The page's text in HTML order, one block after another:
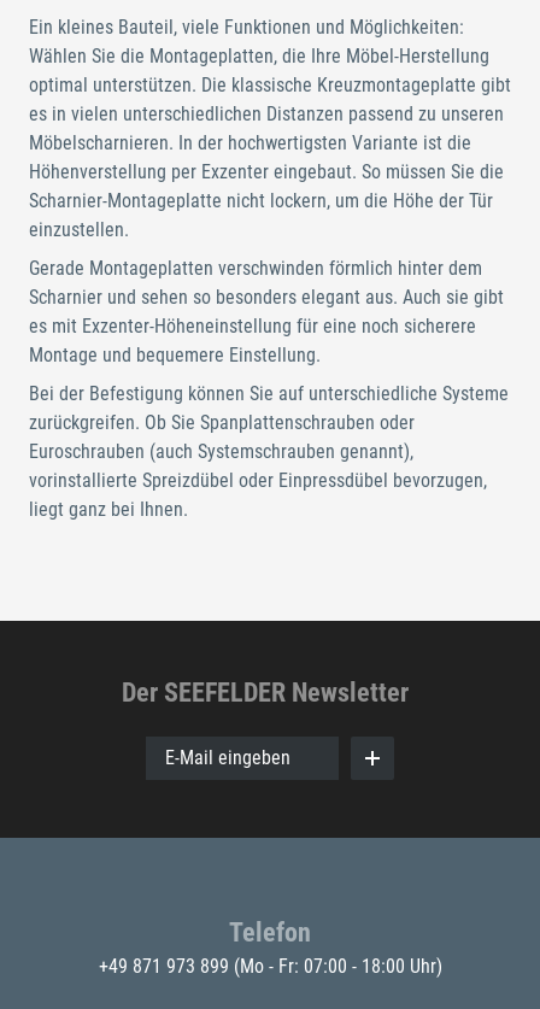
Ein kleines Bauteil, viele Funktionen und Möglichkeiten:
Wählen Sie die Montageplatten, die Ihre Möbel-Herstellung
optimal unterstützen. Die klassische Kreuzmontageplatte gibt
es in vielen unterschiedlichen Distanzen passend zu unseren
Möbelscharnieren. In der hochwertigsten Variante ist die
Höhenverstellung per Exzenter eingebaut. So müssen Sie die
Scharnier-Montageplatte nicht lockern, um die Höhe der Tür
einzustellen.
Gerade Montageplatten verschwinden förmlich hinter dem
Scharnier und sehen so besonders elegant aus. Auch sie gibt
es mit Exzenter-Höheneinstellung für eine noch sicherere
Montage und bequemere Einstellung.
Bei der Befestigung können Sie auf unterschiedliche Systeme
zurückgreifen. Ob Sie Spanplattenschrauben oder
Euroschrauben (auch Systemschrauben genannt),
vorinstallierte Spreizdübel oder Einpressdübel bevorzugen,
liegt ganz bei Ihnen.
Der SEEFELDER Newsletter
E-Mail eingeben
Telefon
+49 871 973 899 (Mo - Fr: 07:00 - 18:00 Uhr)